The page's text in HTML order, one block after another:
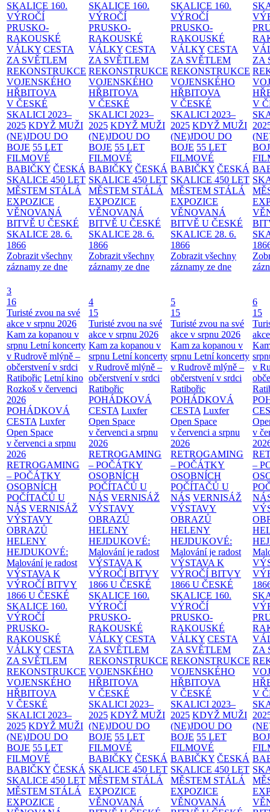
SKALICE 160.
VÝROČÍ
PRUSKO-
RAKOUSKÉ
VÁLKY CESTA
ZA SVĚTLEM
REKONSTRUKCE
VOJENSKÉHO
HŘBITOVA
V ČESKÉ
SKALICI 2023–
2025 KDYŽ MUŽI
(NE)JDOU DO
BOJE 55 LET
FILMOVÉ
BABIČKY ČESKÁ
SKALICE 450 LET
MĚSTEM STÁLÁ
EXPOZICE
VĚNOVANÁ
BITVĚ U ČESKÉ
SKALICE 28. 6.
1866
Zobrazit všechny
záznamy ze dne
SKALICE 160.
VÝROČÍ
PRUSKO-
RAKOUSKÉ
VÁLKY CESTA
ZA SVĚTLEM
REKONSTRUKCE
VOJENSKÉHO
HŘBITOVA
V ČESKÉ
SKALICI 2023–
2025 KDYŽ MUŽI
(NE)JDOU DO
BOJE 55 LET
FILMOVÉ
BABIČKY ČESKÁ
SKALICE 450 LET
MĚSTEM STÁLÁ
EXPOZICE
VĚNOVANÁ
BITVĚ U ČESKÉ
SKALICE 28. 6.
1866
Zobrazit všechny
záznamy ze dne
SKALICE 160.
VÝROČÍ
PRUSKO-
RAKOUSKÉ
VÁLKY CESTA
ZA SVĚTLEM
REKONSTRUKCE
VOJENSKÉHO
HŘBITOVA
V ČESKÉ
SKALICI 2023–
2025 KDYŽ MUŽI
(NE)JDOU DO
BOJE 55 LET
FILMOVÉ
BABIČKY ČESKÁ
SKALICE 450 LET
MĚSTEM STÁLÁ
EXPOZICE
VĚNOVANÁ
BITVĚ U ČESKÉ
SKALICE 28. 6.
1866
Zobrazit všechny
záznamy ze dne
ZA
V
3
16
Turisté zvou na své
akce v srpnu 2026
Kam za kopanou v
srpnu Letní koncerty
v Rudrově mlýně –
občerstvení v srdci
Ratibořic Letní kino
Rozkoš v červenci
2026
POHÁDKOVÁ
CESTA Luxfer
Open Space
v červenci a srpnu
2026
RETROGAMING
– POČÁTKY
OSOBNÍCH
POČÍTAČŮ U
NÁS VERNISÁŽ
VÝSTAVY
OBRAZŮ
HELENY
HEJDUKOVÉ:
Malování je radost
VÝSTAVA K
VÝROČÍ BITVY
1866 U ČESKÉ
SKALICE 160.
VÝROČÍ
PRUSKO-
RAKOUSKÉ
VÁLKY CESTA
ZA SVĚTLEM
REKONSTRUKCE
VOJENSKÉHO
HŘBITOVA
V ČESKÉ
SKALICI 2023–
2025 KDYŽ MUŽI
(NE)JDOU DO
BOJE 55 LET
FILMOVÉ
BABIČKY ČESKÁ
SKALICE 450 LET
MĚSTEM STÁLÁ
EXPOZICE
4
15
Turisté zvou na své
akce v srpnu 2026
Kam za kopanou v
srpnu Letní koncerty
v Rudrově mlýně –
občerstvení v srdci
Ratibořic
POHÁDKOVÁ
CESTA Luxfer
Open Space
v červenci a srpnu
2026
RETROGAMING
– POČÁTKY
OSOBNÍCH
POČÍTAČŮ U
NÁS VERNISÁŽ
VÝSTAVY
OBRAZŮ
HELENY
HEJDUKOVÉ:
Malování je radost
VÝSTAVA K
VÝROČÍ BITVY
1866 U ČESKÉ
SKALICE 160.
VÝROČÍ
PRUSKO-
RAKOUSKÉ
VÁLKY CESTA
ZA SVĚTLEM
REKONSTRUKCE
VOJENSKÉHO
HŘBITOVA
V ČESKÉ
SKALICI 2023–
2025 KDYŽ MUŽI
(NE)JDOU DO
BOJE 55 LET
FILMOVÉ
BABIČKY ČESKÁ
SKALICE 450 LET
MĚSTEM STÁLÁ
EXPOZICE
VĚNOVANÁ
5
15
Turisté zvou na své
akce v srpnu 2026
Kam za kopanou v
srpnu Letní koncerty
v Rudrově mlýně –
občerstvení v srdci
Ratibořic
POHÁDKOVÁ
CESTA Luxfer
Open Space
v červenci a srpnu
2026
RETROGAMING
– POČÁTKY
OSOBNÍCH
POČÍTAČŮ U
NÁS VERNISÁŽ
VÝSTAVY
OBRAZŮ
HELENY
HEJDUKOVÉ:
Malování je radost
VÝSTAVA K
VÝROČÍ BITVY
1866 U ČESKÉ
SKALICE 160.
VÝROČÍ
PRUSKO-
RAKOUSKÉ
VÁLKY CESTA
ZA SVĚTLEM
REKONSTRUKCE
VOJENSKÉHO
HŘBITOVA
V ČESKÉ
SKALICI 2023–
2025 KDYŽ MUŽI
(NE)JDOU DO
BOJE 55 LET
FILMOVÉ
BABIČKY ČESKÁ
SKALICE 450 LET
MĚSTEM STÁLÁ
EXPOZICE
VĚNOVANÁ
6
15
v
v
–
ZA
V